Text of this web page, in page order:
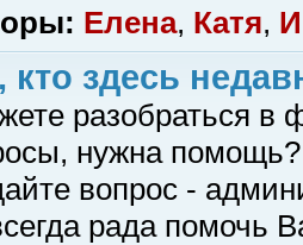
Елена, Катя,
кто здесь
разобраться в
нужна помощь?
вопрос -
рада помочь